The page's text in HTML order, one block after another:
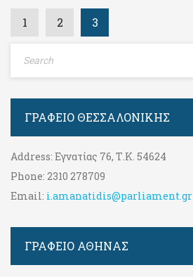
1 2 3
ΓΡΑΦΕΊΟ ΘΕΣΣΑΛΟΝΊΚΗΣ
Address: Εγνατίας 76, Τ.Κ. 54624
Phone: 2310 278709
Email: i.amanatidis@parliament.gr
ΓΡΑΦΕΊΟ ΑΘΉΝΑΣ